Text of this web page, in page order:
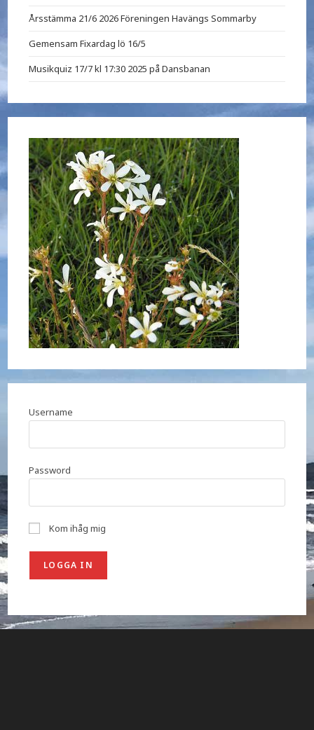
Årsstämma 21/6 2026 Föreningen Havängs Sommarby
Gemensam Fixardag lö 16/5
Musikquiz 17/7 kl 17:30 2025 på Dansbanan
Username
Password
Kom ihåg mig